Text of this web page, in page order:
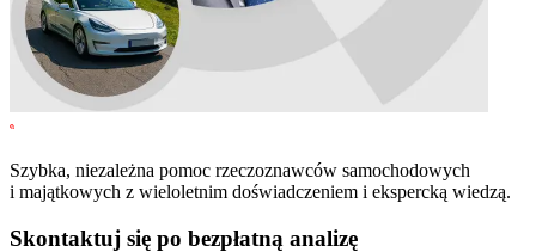
Szybka, niezależna pomoc rzeczoznawców samochodowych
i majątkowych z wieloletnim doświadczeniem i ekspercką wiedzą.
Skontaktuj się po bezpłatną analizę